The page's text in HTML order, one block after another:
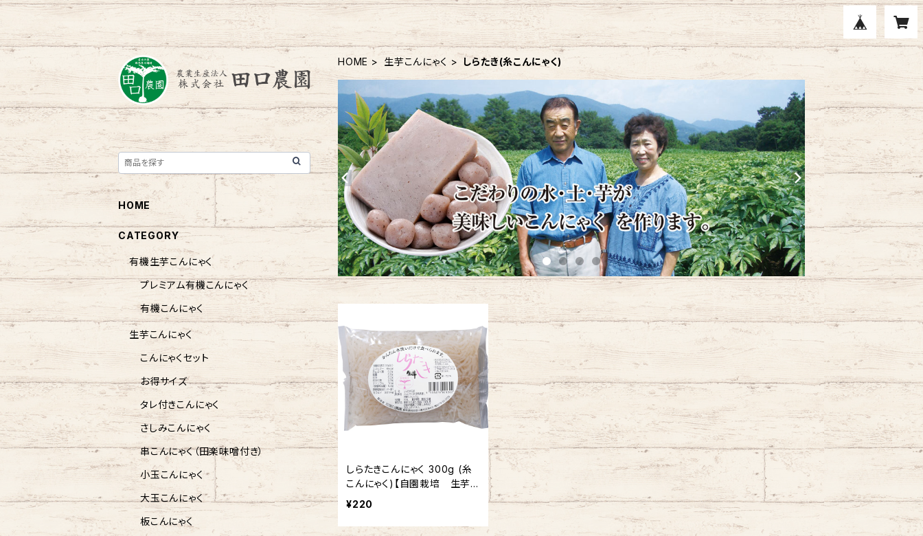
HOME 生芋こんにゃく しらたき(糸こんにゃく)
しらたきこんにゃく 300g (糸
こんにゃく)【自園栽培 生芋こ
んにゃく】
¥220
HOME
CATEGORY
有機生芋こんにゃく
プレミアム有機こんにゃく
有機こんにゃく
生芋こんにゃく
こんにゃくセット
お得サイズ
タレ付きこんにゃく
さしみこんにゃく
串こんにゃく（田楽味噌付き）
小玉こんにゃく
大玉こんにゃく
板こんにゃく